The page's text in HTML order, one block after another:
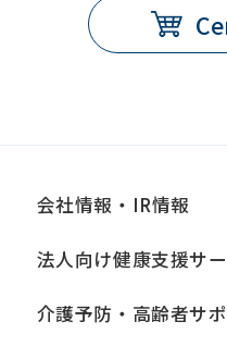
会社情報・IR情報
法人向け健康支援サ
介護予防・高齢者サ